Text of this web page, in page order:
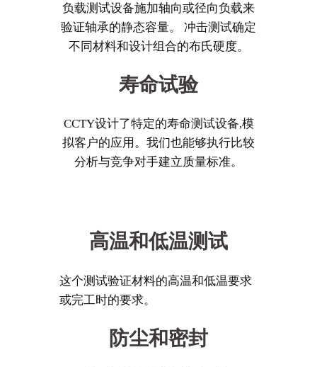
负载测试设备施加轴向或径向负载来
验证轴承的静态容量。 冲击测试确定
不同材料和设计组合的布氏硬度。
寿命试验
CCTY设计了特定的寿命测试设备,模
拟客户的应用。我们也能够执行比较
分析与竞争对手建立质量标准。
高温和低温测试
这个测试验证材料的高温和低温要求
或完工时的要求。
防尘和密封